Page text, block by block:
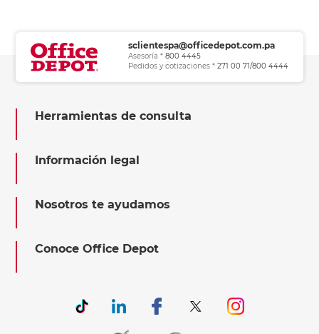
sclientespa@officedepot.com.pa
Asesoría * 800 4445
Pedidos y cotizaciones * 271 00 71/800 4444
Herramientas de consulta
Información legal
Nosotros te ayudamos
Conoce Office Depot